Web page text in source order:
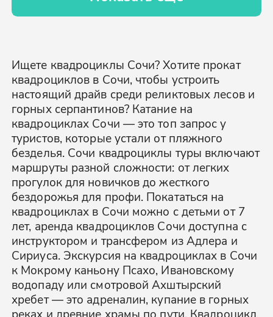
Ищете квадроциклы Сочи? Хотите прокат
квадроциклов в Сочи, чтобы устроить
настоящий драйв среди реликтовых лесов и
горных серпантинов? Катание на
квадроциклах Сочи — это топ запрос у
туристов, которые устали от пляжного
безделья. Сочи квадроциклы туры включают
маршруты разной сложности: от легких
прогулок для новичков до жесткого
бездорожья для профи. Покататься на
квадроциклах в Сочи можно с детьми от 7
лет, аренда квадроциклов Сочи доступна с
инструктором и трансфером из Адлера и
Сириуса. Экскурсия на квадроциклах в Сочи
к Мокрому каньону Псахо, Ивановскому
водопаду или смотровой Ахштырский
хребет — это адреналин, купание в горных
реках и древние храмы по пути. Квадроцикл